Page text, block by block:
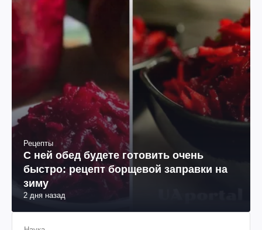
Рецепты
С ней обед будете готовить очень
быстро: рецепт борщевой заправки на
зиму
2 дня назад